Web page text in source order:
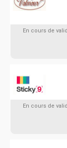
En cours de
En cours de